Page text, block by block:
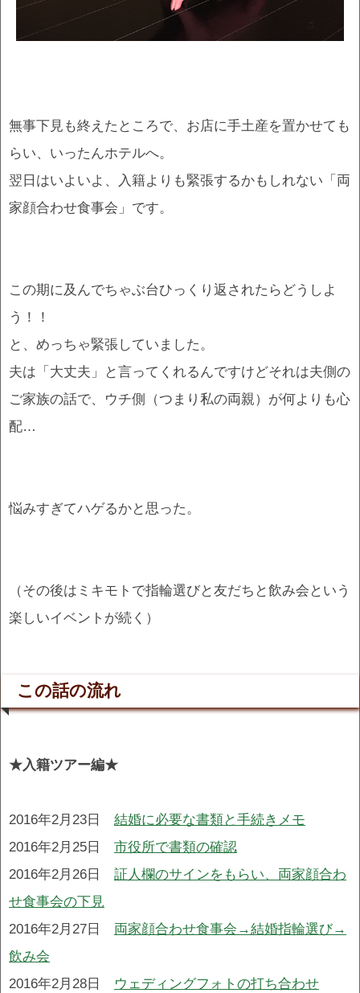
無事下見も終えたところで、お店に手土産を置かせても
らい、いったんホテルへ。
翌日はいよいよ、入籍よりも緊張するかもしれない「両
家顔合わせ食事会」です。
この期に及んでちゃぶ台ひっくり返されたらどうしよ
う！！
と、めっちゃ緊張していました。
夫は「大丈夫」と言ってくれるんですけどそれは夫側の
ご家族の話で、ウチ側（つまり私の両親）が何よりも心
配…
悩みすぎてハゲるかと思った。
（その後はミキモトで指輪選びと友だちと飲み会という
楽しいイベントが続く）
この話の流れ
★入籍ツアー編★
2016年2月23日 結婚に必要な書類と手続きメモ
2016年2月25日 市役所で書類の確認
2016年2月26日 証人欄のサインをもらい、両家顔合わ
せ食事会の下見
2016年2月27日 両家顔合わせ食事会→結婚指輪選び→
飲み会
2016年2月28日 ウェディングフォトの打ち合わせ